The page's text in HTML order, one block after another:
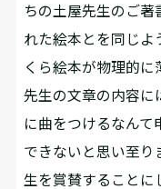
ちの土屋先生のご
れた絵本とを同じよ
くら絵本が物理的
先生の文章の内容に
に曲をつけるなんて
できないと思い至り
生を賞賛することに